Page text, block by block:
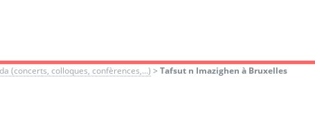
(concerts, colloques, confèrences,...) >Tafsut n Imazighen à Bruxelles